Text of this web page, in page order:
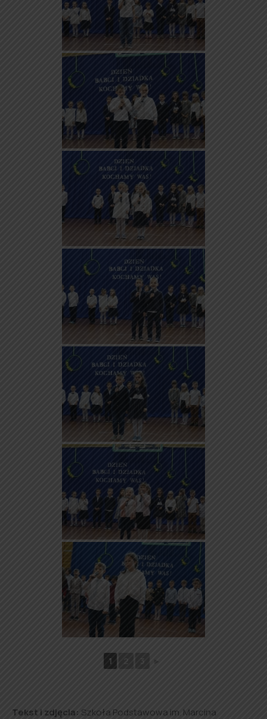
1 2 3 ►
Tekst i zdjęcia: Szkoła Podstawowa im. Marcina